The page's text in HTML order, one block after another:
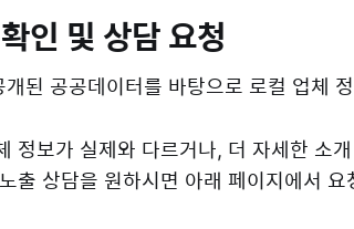
인 및 상담 요청
개된 공공데이터를 바탕으로 로컬 업체
정보가 실제와 다르거나, 더 자세한 소
출 상담을 원하시면 아래 페이지에서 요